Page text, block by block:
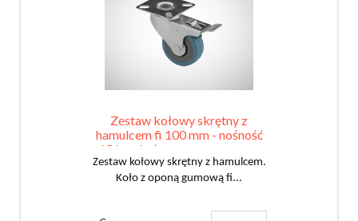
Zestaw kołowy skrętny z
hamulcem fi 100 mm - nośność
65 kg - koło z oponą gumową
Zestaw kołowy skrętny z hamulcem.
Koło z oponą gumową fi...